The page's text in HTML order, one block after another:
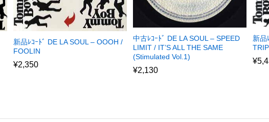
新品ﾚｺｰﾄﾞ DE LA SOUL – OOOH /
FOOLIN
¥2,350
中古ﾚｺｰﾄﾞ DE LA SOUL – SPEED
LIMIT / IT’S ALL THE SAME
(Stimulated Vol.1)
¥2,130
新品
¥